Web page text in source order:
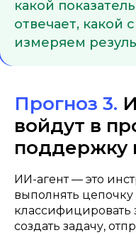
какой
отвечает, какой
измеряем
Прогноз 3.
войдут в
поддержку
ИИ-агент — это
выполнять
классифицировать
создать задачу,